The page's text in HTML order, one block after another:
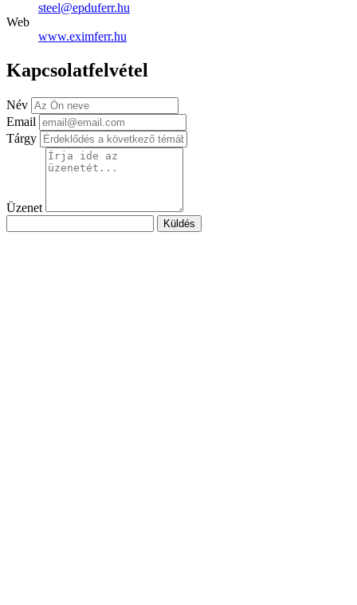
steel@epduferr.hu
Web
www.eximferr.hu
Kapcsolatfelvétel
Név
Email
Tárgy
Üzenet
Küldés